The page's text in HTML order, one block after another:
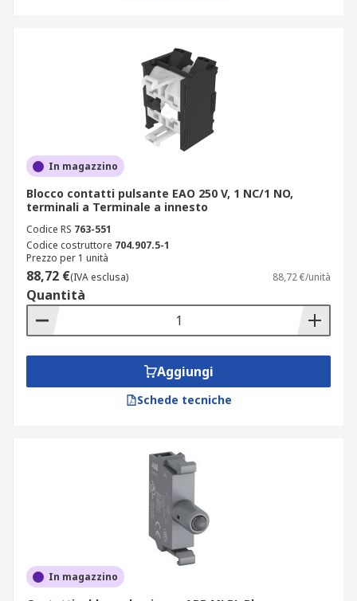
In magazzino
Blocco contatti pulsante EAO 250 V, 1 NC/1 NO,
terminali a Terminale a innesto
Codice RS 763-551
Codice costruttore 704.907.5-1
Prezzo per 1 unità
88,72 €(IVA esclusa) 88,72 €/unità
Quantità
Aggiungi
Schede tecniche
In magazzino